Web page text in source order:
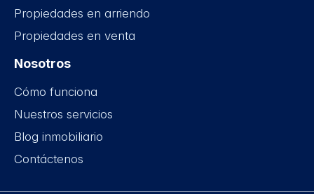
Propiedades en arriendo
Propiedades en venta
Nosotros
Cómo funciona
Nuestros servicios
Blog inmobiliario
Contáctenos